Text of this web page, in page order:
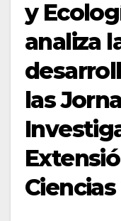
y
analiza
las